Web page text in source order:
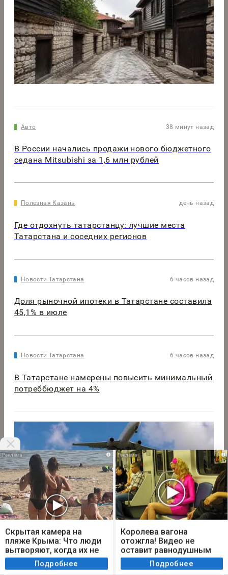
Авто 38 минут назад
В России начались продажи нового бюджетного
седана Mitsubishi за 1,6 млн рублей
Полезная Казань день назад
Где отдохнуть татарстанцу: лучшие места
Татарстана и соседних регионов
Новости Татарстана 6 часов назад
Доля рыночной ипотеки в Татарстане составила
45,1% в июле
Новости Татарстана 6 часов назад
В Татарстане намерены повысить минимальный
потреббюджет на 4%
Новости Казани 4 часа назад
Из Казани в Дубай стартуют прямые
Мы используем cookie. Во время посещения сайта
вы соглашаетесь с тем, что мы обрабатываем
ваши персональные данные с использованием
метрик Яндекс Метрика, top.mail.ru, LiveInternet.
Я согласен
i
Скрытая камера на
пляже Крыма: Что люди
вытворяют, когда их не
видят...Подробнее
i
Королева вагона
отожгла! Видео не
оставит равнодушным
Подробнее